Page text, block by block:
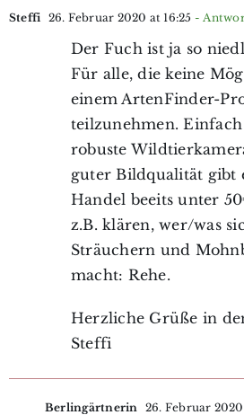
Steffi 26. Februar 2020 at 16:25 -
Der Fuch ist ja so
Für alle, die keine
einem ArtenFinder-
teilzunehmen.
robuste
guter Bildqualität gibt
Handel beeits unter
z.B. klären, wer/was
Sträuchern und
macht: Rehe.
Herzliche Grüße in
Steffi
Berlingärtnerin 26. Februar 2020